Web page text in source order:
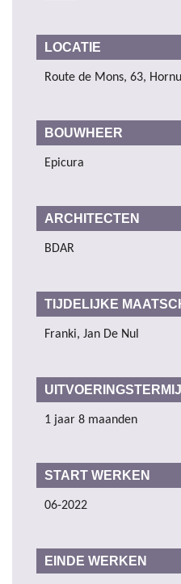
LOCATIE
Route de Mons, 63,
BOUWHEER
Epicura
ARCHITECTEN
BDAR
TIJDELIJKE
Franki, Jan De Nul
1 jaar 8 maanden
START WERKEN
06-2022
EINDE WERKEN